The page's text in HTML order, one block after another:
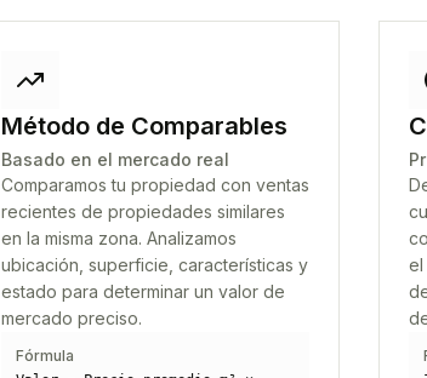
Método de Comparables
Basado en el mercado real
Comparamos tu propiedad con ventas
recientes de propiedades similares
en la misma zona. Analizamos
ubicación, superficie, características y
estado para determinar un valor de
mercado preciso.
Fórmula
el